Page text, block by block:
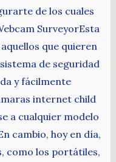
de los cuales
SurveyorEsta
que quieren
de seguridad
y fácilmente
internet child
a cualquier modelo
cambio, hoy en día,
como los portátiles,